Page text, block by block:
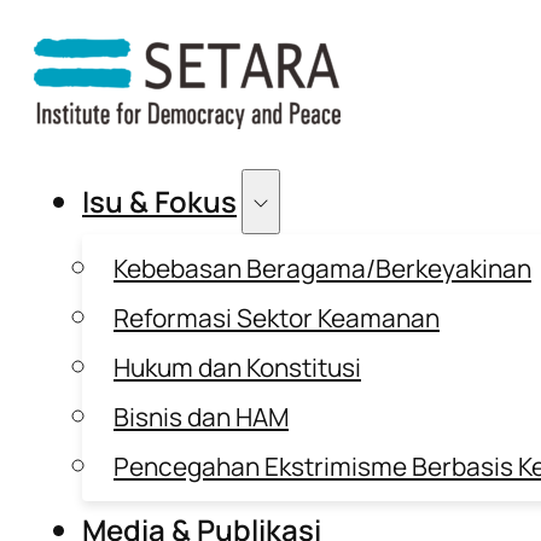
Isu & Fokus
Kebebasan Beragama/Berkeyakinan
Reformasi Sektor Keamanan
Hukum dan Konstitusi
Bisnis dan HAM
Pencegahan Ekstrimisme Berbasis
Media & Publikasi